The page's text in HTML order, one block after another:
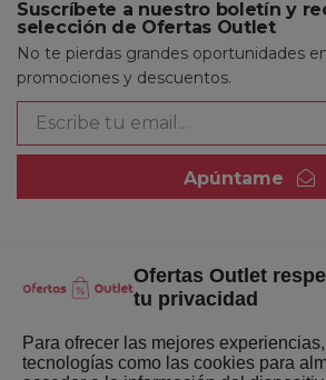
Ofertas Outlet
tu privacidad
Para ofrecer las mejores
tecnologías como las cookies para
Suscríbete a nuestro boletín y
selección de Ofertas Outlet
No te pierdas grandes oportunidades
promociones y descuentos.
Apúntame
Quienes somos
Últimas Novedades